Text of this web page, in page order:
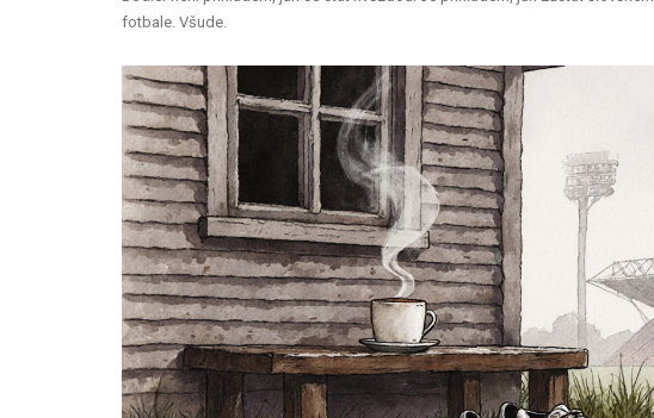
fotbale. Všude.